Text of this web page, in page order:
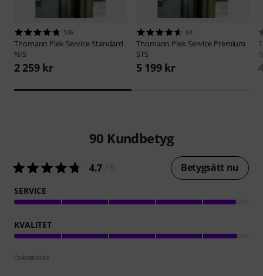
136
Thomann Plek Service Standard
NIS
2 259 kr
64
Thomann Plek Service Premium
STS
5 199 kr
90 Kundbetyg
4.7 Betygsätt nu
SERVICE
KVALITET
Poängpolicy